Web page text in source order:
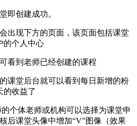
即创建成功。
出现下方的页面，该页面包括课堂
的个人中心
看到老师已经创建的课程
课堂后台就可以看到每日新增的粉
的收益了
个体老师或机构可以选择为课堂申
后课堂头像中增加“V”图像（效果